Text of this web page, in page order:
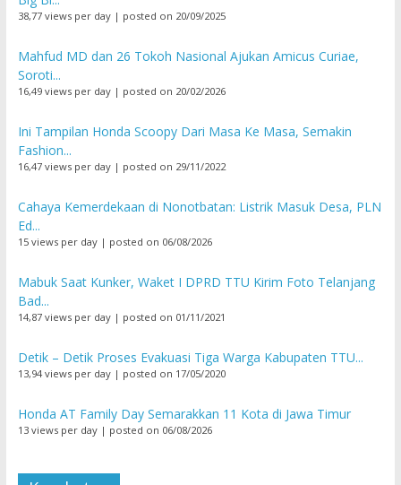
38,77 views per day| posted on 20/09/2025
Mahfud MD dan 26 Tokoh Nasional Ajukan Amicus Curiae,
Soroti...
16,49 views per day| posted on 20/02/2026
Ini Tampilan Honda Scoopy Dari Masa Ke Masa, Semakin
Fashion...
16,47 views per day| posted on 29/11/2022
Cahaya Kemerdekaan di Nonotbatan: Listrik Masuk Desa, PLN
Ed...
15 views per day| posted on 06/08/2026
Mabuk Saat Kunker, Waket I DPRD TTU Kirim Foto Telanjang
Bad...
14,87 views per day| posted on 01/11/2021
Detik – Detik Proses Evakuasi Tiga Warga Kabupaten TTU...
13,94 views per day| posted on 17/05/2020
Honda AT Family Day Semarakkan 11 Kota di Jawa Timur
13 views per day| posted on 06/08/2026